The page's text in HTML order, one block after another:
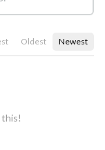
Oldest Newest